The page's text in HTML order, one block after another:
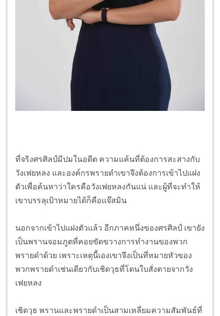
ที่จริงศรศิลป์มีปมในอดีต ความแค้นที่ต้องการสะสางกับ
วังเฟยหลง และองค์กรพรายดำเขาจึงต้องการเข้าไปแฝง
ตัวเพื่อค้นหาว่าใครคือวังเฟยหลงกันแน่ และผู้ที่จะทำให้
เขาบรรลุเป้าหมายได้ก็คือแจ๊สมิน
นอกจากเข้าไปแฝงตัวแล้ว อีกภาคหนึ่งของศรศิลป์ เขายัง
เป็นพรานจอมภูตที่คอยขัดขวางการทำงานของพวก
พรายดำด้วย เพราะเหตุนี้เองเขาจึงเป็นที่หมายหัวของ
พวกพรายดำเช่นเดียวกับเชิดวุธที่โดนใบสั่งตายจากวัง
เฟยหลง
เชิดวุธ พรานและพรายดำเป็นสามเหลี่ยมความสัมพันธ์ที่